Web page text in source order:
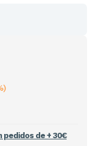
pedidos de + 30€